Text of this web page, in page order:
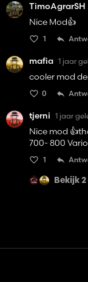
TimoAgrarSH
Nice Mod👍️
1
mafia 1 jaar
cooler mod
0
tjerni 1 jaar
Nice mod
700- 800
1
Bekijk